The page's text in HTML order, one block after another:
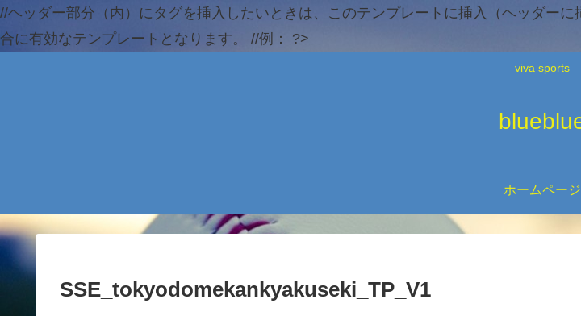
//ヘッダー部分（内）にタグを挿入したいときは、このテンプレートに挿入（ヘッダー
合に有効なテンプレートとなります。 //例：
?>
viva sports
ホームページ
SSE_tokyodomekankyakuseki_TP_V1